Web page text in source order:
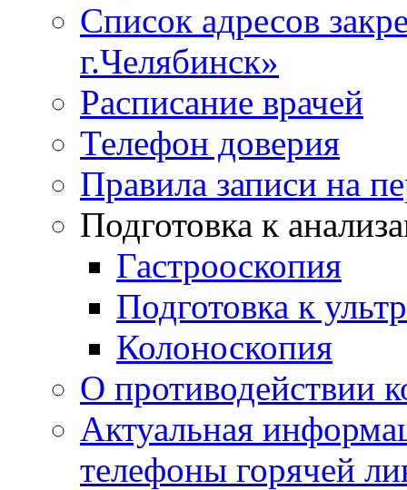
Список адресов
г.Челябинск»
Расписание врачей
Телефон доверия
Правила записи на
Подготовка к
Гастрооскопия
Подготовка к
Колоноскопия
О противодействии
Актуальная
телефоны горячей